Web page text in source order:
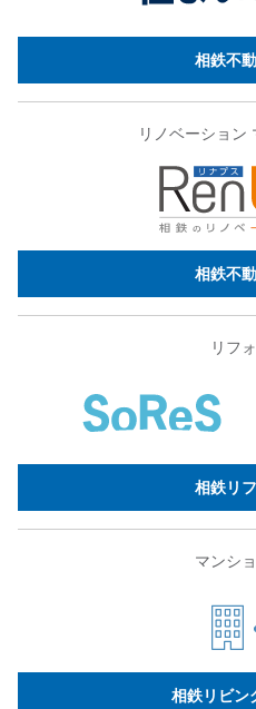
相鉄不
リノベーション
相鉄不
リフ
相鉄リ
マンシ
相鉄リビン